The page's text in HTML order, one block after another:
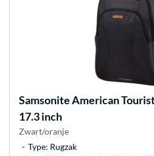
SamsoniteAmerican
17.3 inch
Zwart/oranje
Type: Rugzak